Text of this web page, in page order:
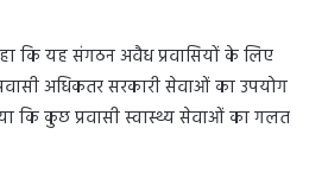
कि यह संगठन अवैध प्रवासियों के लिए
अधिकतर सरकारी सेवाओं का उपयोग
कि कुछ प्रवासी स्वास्थ्य सेवाओं का गलत